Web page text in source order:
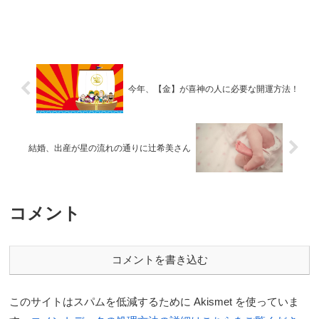
今年、【金】が喜神の人に必要な開運方法！
結婚、出産が星の流れの通りに辻希美さん
コメント
コメントを書き込む
このサイトはスパムを低減するために Akismet を使っていま